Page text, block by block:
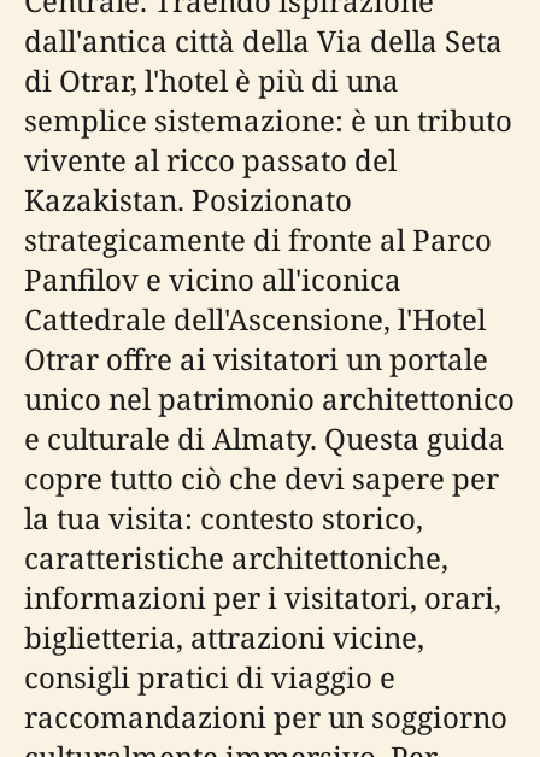
dall'antica città della Via della Seta
di Otrar, l'hotel è più di una
semplice sistemazione: è un tributo
vivente al ricco passato del
Kazakistan. Posizionato
strategicamente di fronte al Parco
Panfilov e vicino all'iconica
Cattedrale dell'Ascensione, l'Hotel
Otrar offre ai visitatori un portale
unico nel patrimonio architettonico
e culturale di Almaty. Questa guida
copre tutto ciò che devi sapere per
la tua visita: contesto storico,
caratteristiche architettoniche,
informazioni per i visitatori, orari,
biglietteria, attrazioni vicine,
consigli pratici di viaggio e
raccomandazioni per un soggiorno